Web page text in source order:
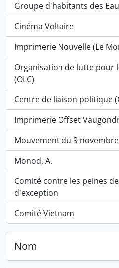
Groupe d'habitants des
, 5 résultats
Cinéma Voltaire
, 5 résultats
Imprimerie Nouvelle (Le
, 4 résultats
Organisation de lutte pour
(OLC)
, 2 résultats
Centre de liaison politique
, 2 résultats
Imprimerie Offset
, 2 résultats
Mouvement du 9 novembre
, 2 résultats
Monod, A.
, 2 résultats
Comité contre les peines
d'exception
, 2 résultats
Comité Vietnam
, 2 résultats
Nom